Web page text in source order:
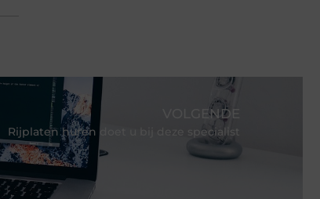
VOLGENDE
Rijplaten huren doet u bij deze specialist